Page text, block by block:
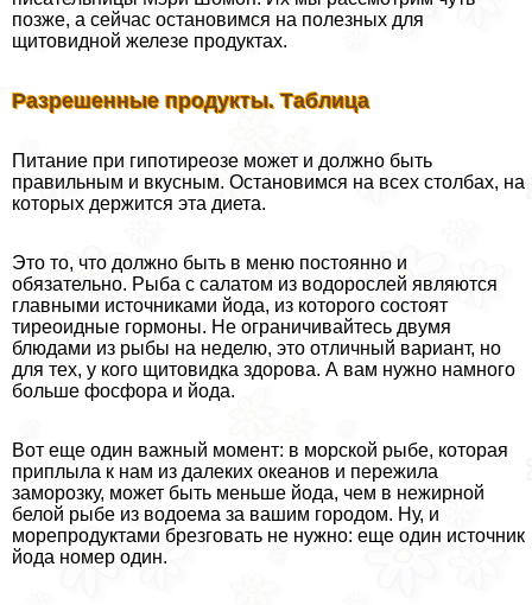
позже, а сейчас остановимся на полезных для
щитовидной железе продуктах.
Разрешенные продукты. Таблица
Питание при гипотиреозе может и должно быть
правильным и вкусным. Остановимся на всех столбах, на
которых держится эта диета.
Это то, что должно быть в меню постоянно и
обязательно. Рыба с салатом из водорослей являются
главными источниками йода, из которого состоят
тиреоидные гормоны. Не ограничивайтесь двумя
блюдами из рыбы на неделю, это отличный вариант, но
для тех, у кого щитовидка здорова. А вам нужно намного
больше фосфора и йода.
Вот еще один важный момент: в морской рыбе, которая
приплыла к нам из далеких океанов и пережила
заморозку, может быть меньше йода, чем в нежирной
белой рыбе из водоема за вашим городом. Ну, и
морепродуктами брезговать не нужно: еще один источник
йода номер один.